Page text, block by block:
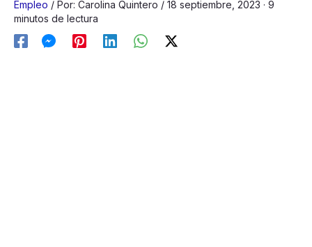
Empleo / Por: Carolina Quintero / 18 septiembre, 2023 · 9
minutos de lectura